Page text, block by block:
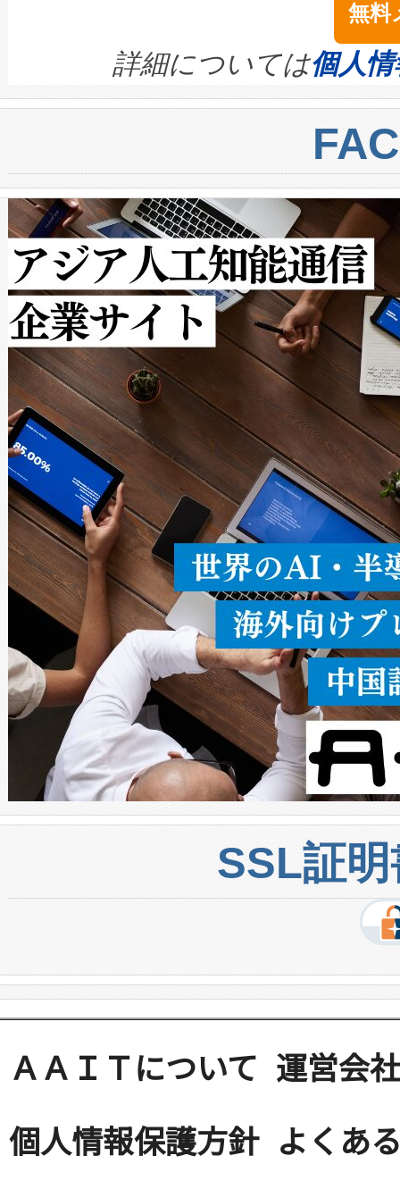
きます。この効率性は、フェ
ます。 Voltaiq provides a
quality and reliability for AI
BESS stack to ensure battery
centers. Voltaiqは、ai&のAI
からシステム統合、試運転、
クルの各段階のデータを監視
[…]
イズの小径化を実現すること
す。ノーマルモードでは、
ートル先まで検出でき、これ
トに対して約600メートルに
では、反射率10％のターゲッ
で向上し、最大検知距離は
ットだけで最大1キロメート
ルの変電所周囲を監視でき、
作業と点群処理を簡素化でき
Avia 2は、2種類のFOVオプシ
× 80°のノーマルモード、長
ードを切り替えて使用するこ
ることなく、単一のデバイス
うにします。遠距離まで届く
密度なスキャ […]
無料
詳細については個人
SSL証
ＡＡＩＴについて 運営会社
個人情報保護方針 よくあ